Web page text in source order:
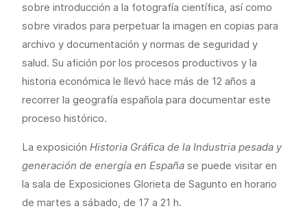
sobre introducción a la fotografía científica, así como
sobre virados para perpetuar la imagen en copias para
archivo y documentación y normas de seguridad y
salud. Su afición por los procesos productivos y la
historia económica le llevó hace más de 12 años a
recorrer la geografía española para documentar este
proceso histórico.
La exposición Historia Gráfica de la Industria pesada y
generación de energía en España se puede visitar en
la sala de Exposiciones Glorieta de Sagunto en horario
de martes a sábado, de 17 a 21 h.